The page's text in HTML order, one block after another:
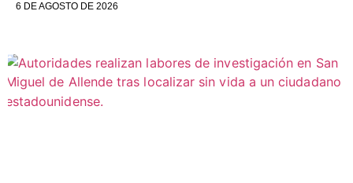
6 DE AGOSTO DE 2026